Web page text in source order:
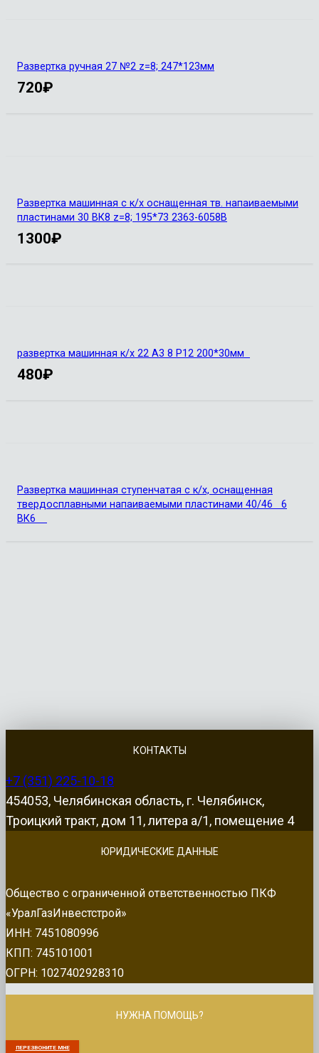
Развертка ручная 27 №2 z=8; 247*123мм
720₽
Развертка машинная с к/х оснащенная тв. напаиваемыми
пластинами 30 ВК8 z=8; 195*73 2363-6058B
1300₽
развертка машинная к/х 22 А3 8 Р12 200*30мм
480₽
Развертка машинная ступенчатая с к/х, оснащенная
твердосплавными напаиваемыми пластинами 40/46 6
ВК6
КОНТАКТЫ
+7 (351) 225-10-18
454053, Челябинская область, г. Челябинск,
Троицкий тракт, дом 11, литера а/1, помещение 4
ЮРИДИЧЕСКИЕ ДАННЫЕ
Общество с ограниченной ответственностью ПКФ
«УралГазИнвестстрой»
ИНН: 7451080996
КПП: 745101001
ОГРН: 1027402928310
НУЖНА ПОМОЩЬ?
ПЕРЕЗВОНИТЕ МНЕ